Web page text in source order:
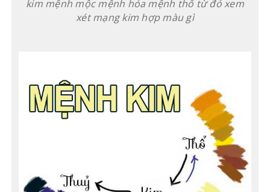
kim mệnh mộc mệnh hỏa mệnh thổ từ đó xem
xét mạng kim hợp màu gì